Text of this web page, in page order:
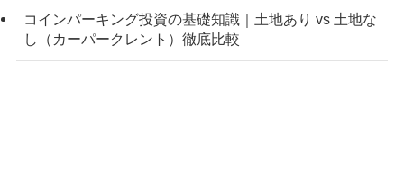
コインパーキング投資の基礎知識｜土地あり vs 土地な
し（カーパークレント）徹底比較